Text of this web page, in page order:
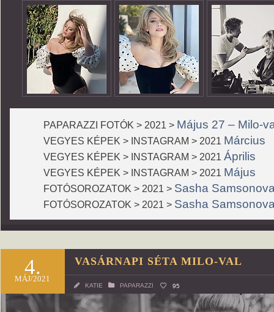
PAPARAZZI FOTÓK > 2021 > Május 27 – Milo-
VEGYES KÉPEK > INSTAGRAM > 2021 Március
VEGYES KÉPEK > INSTAGRAM > 2021 Április
VEGYES KÉPEK > INSTAGRAM > 2021 Május
FOTÓSOROZATOK > 2021 > Sasha
FOTÓSOROZATOK > 2021 > Sasha
4.
MÁJ/2021
VASÁRNAPI SÉTA MILO-VAL
KATIE PAPARAZZI 95